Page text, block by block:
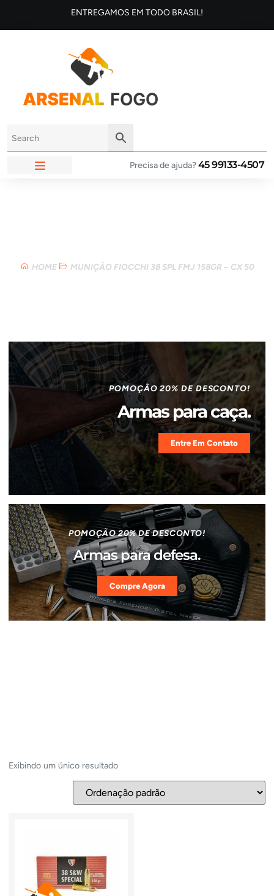
ENTREGAMOS EM TODO BRASIL!
Precisa de ajuda?45 99133-4507
HOME MUNIÇÃO FIOCCHI 38 SPL FMJ 158GR – CX 50
POMOÇÃO 20% DE DESCONTO!
Armas para caça.
Entre Em Contato
POMOÇÃO 20% DE DESCONTO!
Armas para defesa.
Compre Agora
Exibindo um único resultado